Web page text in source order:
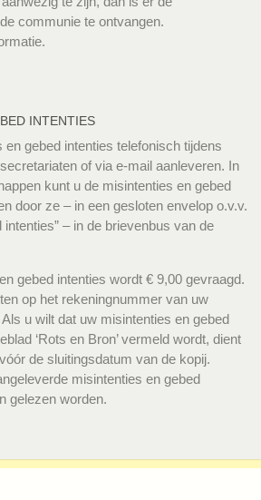
communie te ontvangen.
INTENTIES
gebed intenties telefonisch tijdens
of via e-mail aanleveren. In
kunt u de misintenties en gebed
door ze – in een gesloten envelop o.v.v.
intenties” – in de brievenbus van de
gebed intenties wordt € 9,00 gevraagd.
op het rekeningnummer van uw
u wilt dat uw misintenties en gebed
‘Rots en Bron’ vermeld wordt, dient
de sluitingsdatum van de kopij.
misintenties en gebed
gelezen worden.